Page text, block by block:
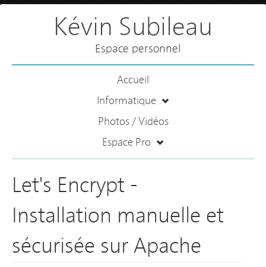
Kévin Subileau
Espace personnel
Accueil
Informatique
Photos / Vidéos
Espace Pro
Let's Encrypt -
Installation manuelle et
sécurisée sur Apache